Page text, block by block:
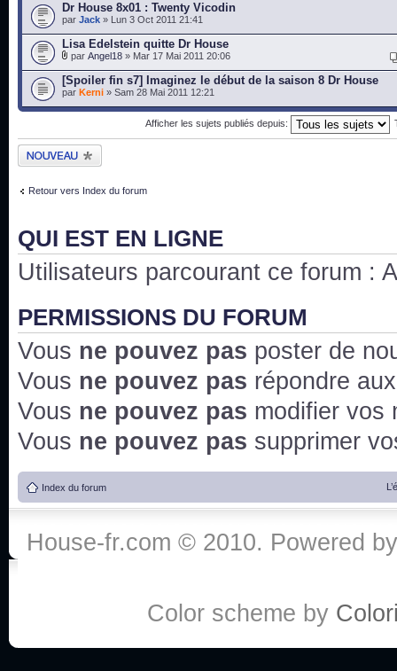
Dr House 8x01 : Twenty Vicodin
par Jack » Lun 3 Oct 2011 21:41
Lisa Edelstein quitte Dr House
par Angel18 » Mar 17 Mai 2011 20:06
[Spoiler fin s7] Imaginez le début de la saison 8 Dr House
par Kerni » Sam 28 Mai 2011 12:21
Afficher les sujets publiés depuis:
Publier un nouveau
sujet
Retour vers Index du forum
QUI EST EN LIGNE
Utilisateurs parcourant ce forum :
PERMISSIONS DU FORUM
Vous ne pouvez pas poster de
Vous ne pouvez pas répondre
Vous ne pouvez pas modifier vos
Vous ne pouvez pas supprimer
Index du forum
House-fr.com © 2010. Powered
Color scheme by